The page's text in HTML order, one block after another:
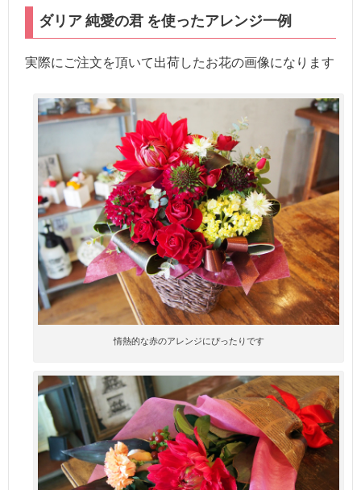
ダリア 純愛の君 を使ったアレンジ一例
実際にご注文を頂いて出荷したお花の画像になります
情熱的な赤のアレンジにぴったりです